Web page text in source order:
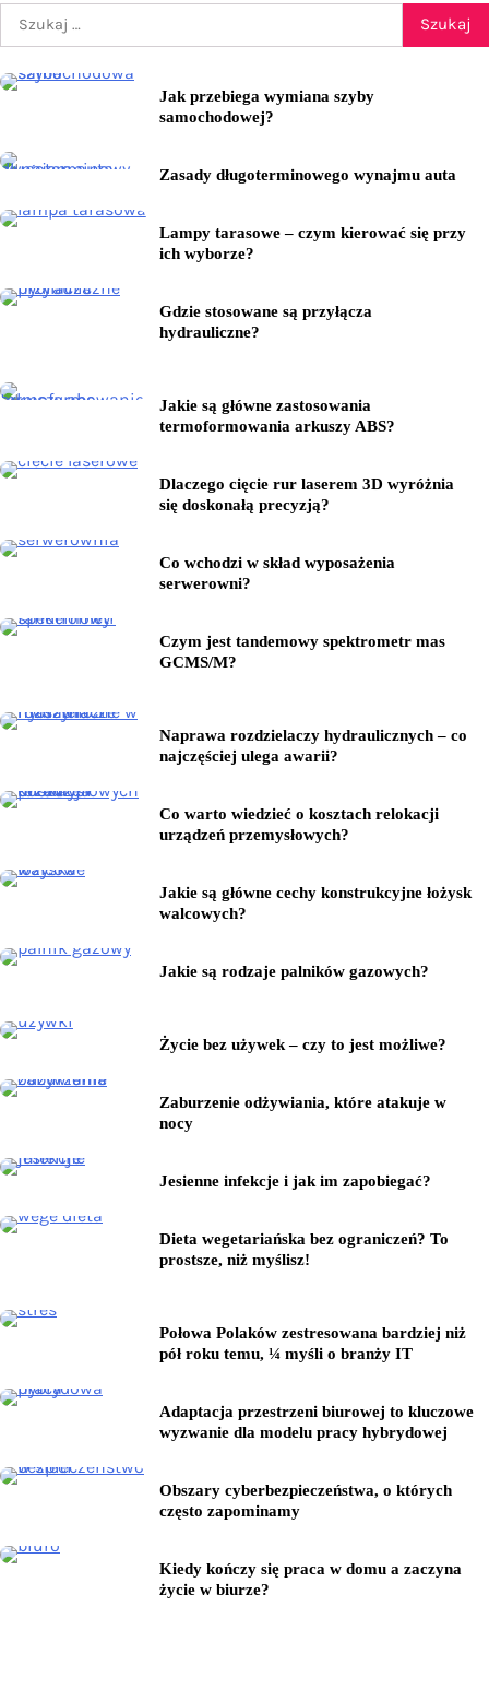
Szukaj:
Jak przebiega wymiana szyby
samochodowej?
Zasady długoterminowego wynajmu auta
Lampy tarasowe – czym kierować się przy
ich wyborze?
Gdzie stosowane są przyłącza
hydrauliczne?
Jakie są główne zastosowania
termoformowania arkuszy ABS?
Dlaczego cięcie rur laserem 3D wyróżnia
się doskonałą precyzją?
Co wchodzi w skład wyposażenia
serwerowni?
Czym jest tandemowy spektrometr mas
GCMS/M?
Naprawa rozdzielaczy hydraulicznych – co
najczęściej ulega awarii?
Co warto wiedzieć o kosztach relokacji
urządzeń przemysłowych?
Jakie są główne cechy konstrukcyjne łożysk
walcowych?
Jakie są rodzaje palników gazowych?
Życie bez używek – czy to jest możliwe?
Zaburzenie odżywiania, które atakuje w
nocy
Jesienne infekcje i jak im zapobiegać?
Dieta wegetariańska bez ograniczeń? To
prostsze, niż myślisz!
Połowa Polaków zestresowana bardziej niż
pół roku temu, ¼ myśli o branży IT
Adaptacja przestrzeni biurowej to kluczowe
wyzwanie dla modelu pracy hybrydowej
Obszary cyberbezpieczeństwa, o których
często zapominamy
Kiedy kończy się praca w domu a zaczyna
życie w biurze?